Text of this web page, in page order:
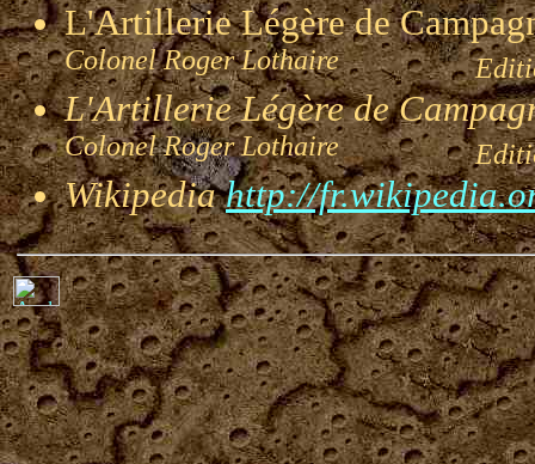
L'Artillerie Légère de
Colonel Roger Lothaire
L'Artillerie Légère de
Colonel Roger Lothaire
Wikipediahttp://